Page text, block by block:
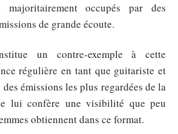
majoritairement occupés par des
de grande écoute.
un contre-exemple à cette
régulière en tant que guitariste et
émissions les plus regardées de la
lui confère une visibilité que peu
obtiennent dans ce format.